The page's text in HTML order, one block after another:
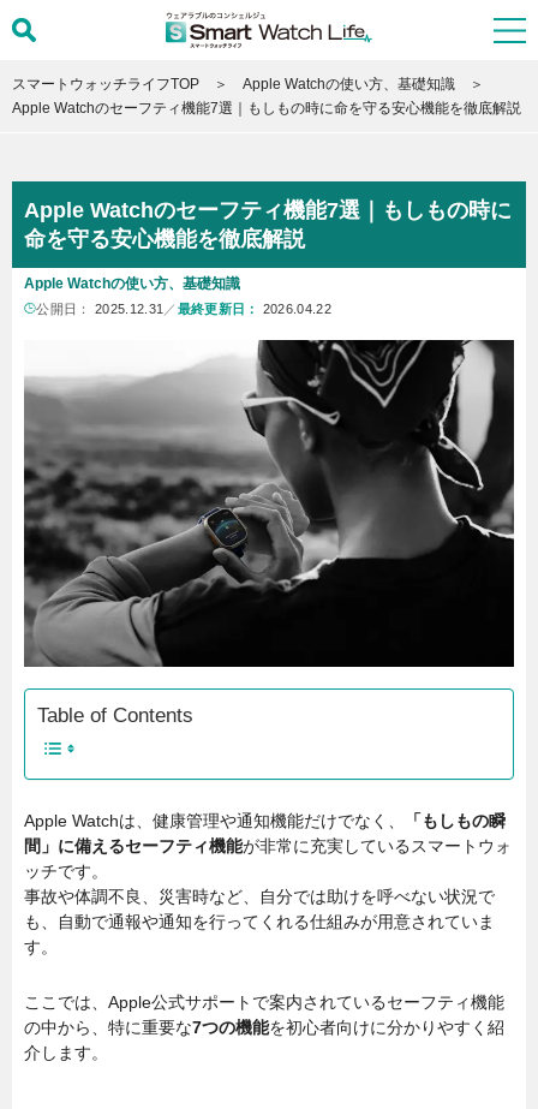
スマートウォッチライフTOP
Apple Watchの使い方、基礎知識
Apple Watchのセーフティ機能7選｜もしもの時に命を守る安心機能を徹底解説
Apple Watchのセーフティ機能7選｜もしもの時に
命を守る安心機能を徹底解説
Apple Watchの使い方、基礎知識
公開日： 2025.12.31 ／ 最終更新日： 2026.04.22
Table of Contents
Apple Watchは、健康管理や通知機能だけでなく、
「もしもの瞬
間」に備えるセーフティ機能が非常に充実しているスマートウォ
ッチです。
事故や体調不良、災害時など、自分では助けを呼べない状況で
も、自動で通報や通知を行ってくれる仕組みが用意されていま
す。
ここでは、Apple公式サポートで案内されているセーフティ機能
の中から、特に重要な7つの機能を初心者向けに分かりやすく紹
介します。